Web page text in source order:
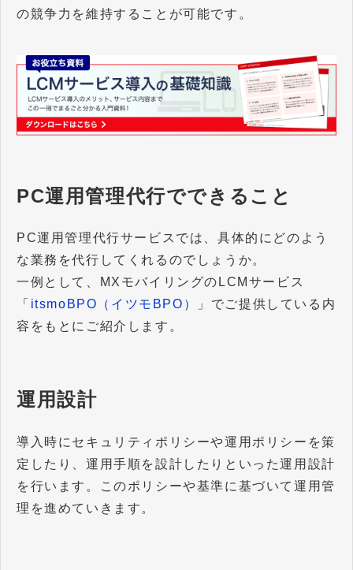
の競争力を維持することが可能です。
PC運用管理代行でできること
PC運用管理代行サービスでは、具体的にどのよう
な業務を代行してくれるのでしょうか。
一例として、MXモバイリングのLCMサービス
「 itsmoBPO（イツモBPO）
」でご提供している内
容をもとにご紹介します。
運用設計
導入時にセキュリティポリシーや運用ポリシーを策
定したり、運用手順を設計したりといった運用設計
を行います。このポリシーや基準に基づいて運用管
理を進めていきます。